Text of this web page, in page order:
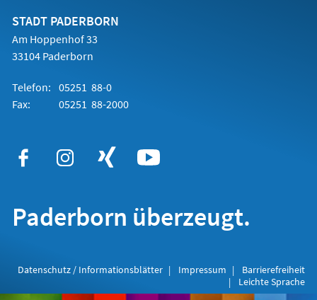
STADT PADERBORN
Am Hoppenhof 33
33104 Paderborn
Telefon: 05251 88-0
Fax:
05251 88-2000
Paderborn überzeugt.
Datenschutz / Informationsblätter Impressum
Barrierefreiheit
Leichte Sprache